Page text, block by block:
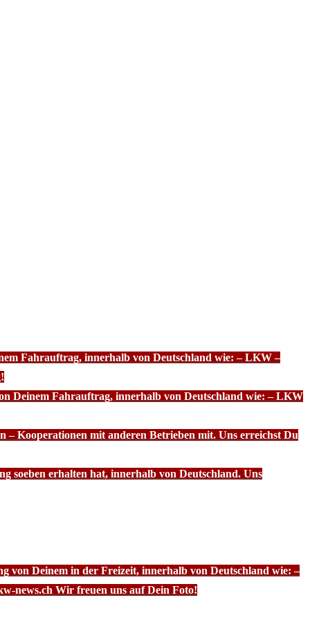
Fahrauftrag, innerhalb von Deutschland wie: – LKW –
Deinem Fahrauftrag, innerhalb von Deutschland wie: – LKW
– Kooperationen mit anderen Betrieben mit. Uns erreichst Du
soeben erhalten hat, innerhalb von Deutschland. Uns
von Deinem in der Freizeit, innerhalb von Deutschland wie: –
news.ch Wir freuen uns auf Dein Foto!